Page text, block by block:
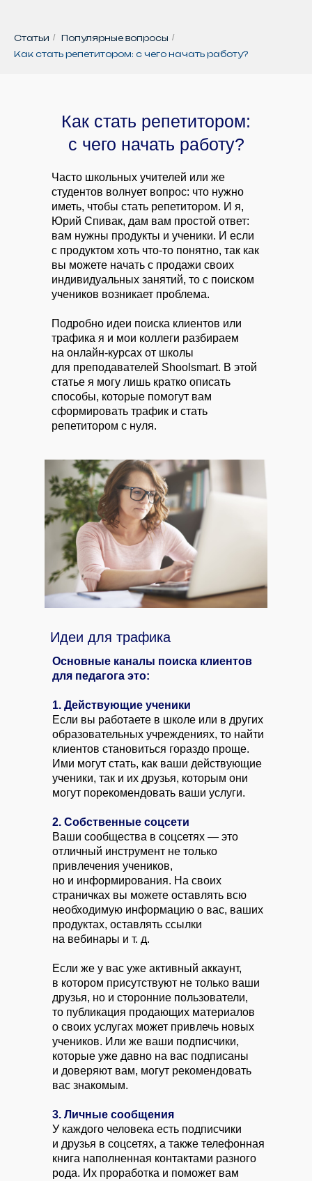
Статьи / Популярные вопросы /
Как стать репетитором: с чего начать работу?
Как стать репетитором:
с чего начать работу?
Часто школьных учителей или же
студентов волнует вопрос: что нужно
иметь, чтобы стать репетитором. И я,
Юрий Спивак, дам вам простой ответ:
вам нужны продукты и ученики. И если
с продуктом хоть что-то понятно, так как
вы можете начать с продажи своих
индивидуальных занятий, то с поиском
учеников возникает проблема.
Подробно идеи поиска клиентов или
трафика я и мои коллеги разбираем
на онлайн-курсах от школы
для преподавателей Shoolsmart. В этой
статье я могу лишь кратко описать
способы, которые помогут вам
сформировать трафик и стать
репетитором с нуля.
Идеи для трафика
Основные каналы поиска клиентов
для педагога это:
1. Действующие ученики
Если вы работаете в школе или в других
образовательных учреждениях, то найти
клиентов становиться гораздо проще.
Ими могут стать, как ваши действующие
ученики, так и их друзья, которым они
могут порекомендовать ваши услуги.
2. Собственные соцсети
Ваши сообщества в соцсетях — это
отличный инструмент не только
привлечения учеников,
но и информирования. На своих
страничках вы можете оставлять всю
необходимую информацию о вас, ваших
продуктах, оставлять ссылки
на вебинары и т. д.
Если же у вас уже активный аккаунт,
в котором присутствуют не только ваши
друзья, но и сторонние пользователи,
то публикация продающих материалов
о своих услугах может привлечь новых
учеников. Или же ваши подписчики,
которые уже давно на вас подписаны
и доверяют вам, могут рекомендовать
вас знакомым.
3. Личные сообщения
У каждого человека есть подписчики
и друзья в соцсетях, а также телефонная
книга наполненная контактами разного
рода. Их проработка и поможет вам